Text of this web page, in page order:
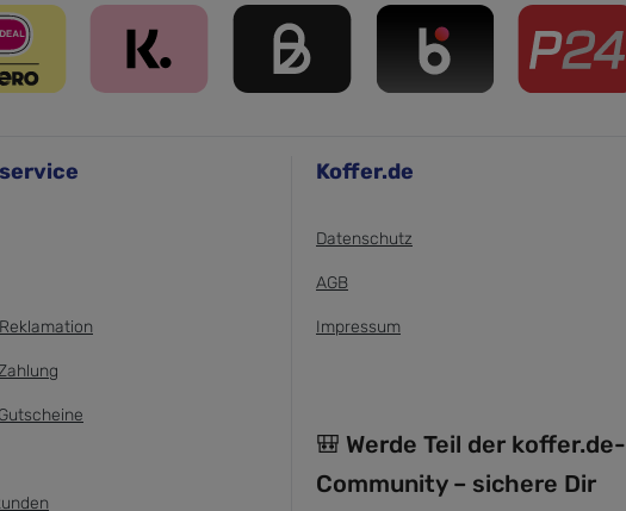
Koffer.de
Datenschutz
AGB
Impressum
🎒 Werde Teil der koffer.de-
Community – sichere Dir